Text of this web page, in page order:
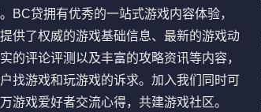
BC贷拥有优秀的一站式游戏内容体验，
供了权威的游戏基础信息、最新的游戏动
的评论评测以及丰富的攻略资讯等内容，
找游戏和玩游戏的诉求。加入我们同时可
游戏爱好者交流心得，共建游戏社区。